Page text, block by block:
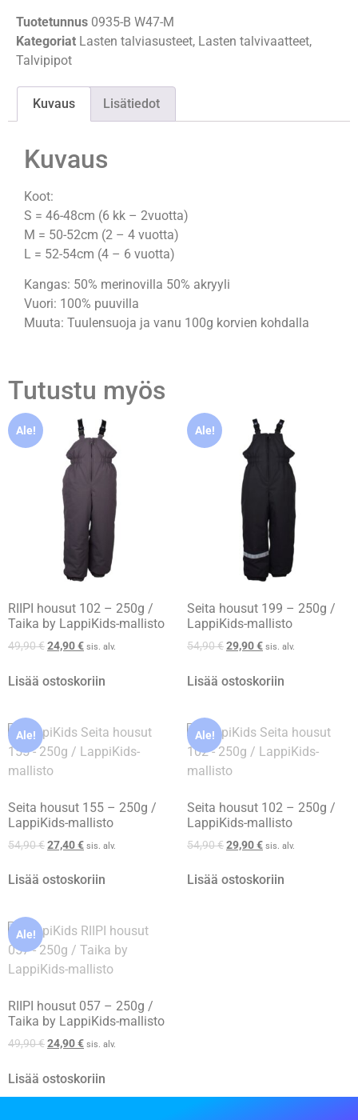
Tuotetunnus 0935-B W47-M
Kategoriat Lasten talviasusteet, Lasten talvivaatteet,
Talvipipot
Kuvaus Lisätiedot
Kuvaus
Koot:
S = 46-48cm (6 kk – 2vuotta)
M = 50-52cm (2 – 4 vuotta)
L = 52-54cm (4 – 6 vuotta)
Kangas: 50% merinovilla 50% akryyli
Vuori: 100% puuvilla
Muuta: Tuulensuoja ja vanu 100g korvien kohdalla
Tutustu myös
Ale!
RIIPI housut 102 – 250g /
Taika by LappiKids-mallisto
49,90€24,90€ sis. alv.
Lisää ostoskoriin
Ale!
Seita housut 199 – 250g /
LappiKids-mallisto
54,90€29,90€ sis. alv.
Lisää ostoskoriin
Ale!
Seita housut 155 – 250g /
LappiKids-mallisto
54,90€27,40€ sis. alv.
Lisää ostoskoriin
Ale!
Seita housut 102 – 250g /
LappiKids-mallisto
54,90€29,90€ sis. alv.
Lisää ostoskoriin
Ale!
RIIPI housut 057 – 250g /
Taika by LappiKids-mallisto
49,90€24,90€ sis. alv.
Lisää ostoskoriin